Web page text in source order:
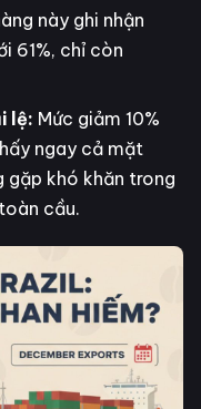
này ghi nhận
61%, chỉ còn
lệ: Mức giảm 10%
ngay cả mặt
gặp khó khăn trong
cầu.